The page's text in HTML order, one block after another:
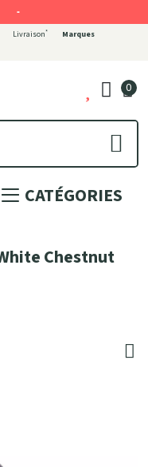
Livraison* Marques
service
0
CATÉGORIES
Chestnut